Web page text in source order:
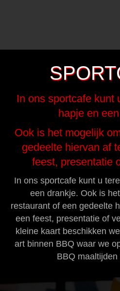
In ons sportcafe kunt
hapje en
Ook is het mogelijk
gedeelte hiervan af
feest, presentatie
In ons sportcafe kunt u
een drankje. Ook is
restaurant of een gedeelte
een feest, presentatie of
kleine kaart beschikken
art binnen BBQ waar we
BBQ